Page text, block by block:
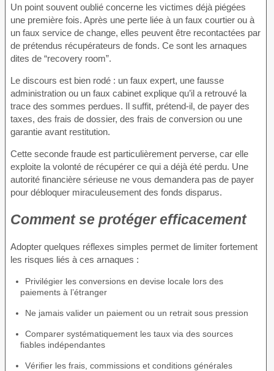
Un point souvent oublié concerne les victimes déjà piégées
une première fois. Après une perte liée à un faux courtier ou à
un faux service de change, elles peuvent être recontactées par
de prétendus récupérateurs de fonds. Ce sont les arnaques
dites de “recovery room”.
Le discours est bien rodé : un faux expert, une fausse
administration ou un faux cabinet explique qu’il a retrouvé la
trace des sommes perdues. Il suffit, prétend-il, de payer des
taxes, des frais de dossier, des frais de conversion ou une
garantie avant restitution.
Cette seconde fraude est particulièrement perverse, car elle
exploite la volonté de récupérer ce qui a déjà été perdu. Une
autorité financière sérieuse ne vous demandera pas de payer
pour débloquer miraculeusement des fonds disparus.
Comment se protéger efficacement
Adopter quelques réflexes simples permet de limiter fortement
les risques liés à ces arnaques :
Privilégier les conversions en devise locale lors des
paiements à l’étranger
Ne jamais valider un paiement ou un retrait sous pression
Comparer systématiquement les taux via des sources
fiables indépendantes
Vérifier les frais, commissions et conditions générales